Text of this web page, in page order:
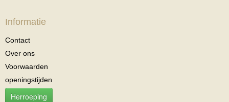
Informatie
Contact
Over ons
Voorwaarden
openingstijden
Herroeping